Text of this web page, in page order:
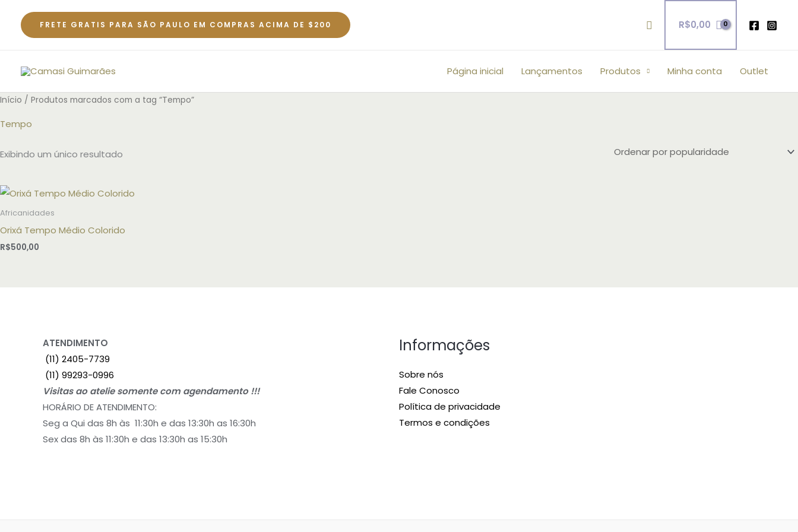
FRETE GRATIS PARA SÃO PAULO EM COMPRAS ACIMA DE $200 Pesquisar
R$0,00
Página inicial Lançamentos Produtos Minha conta Outlet
Início / Produtos marcados com a tag “Tempo”
Tempo
Exibindo um único resultado
Africanidades
Orixá Tempo Médio Colorido
R$500,00
ATENDIMENTO
(11) 2405-7739
(11) 99293-0996
Visitas ao atelie somente com agendamento !!!
HORÁRIO DE ATENDIMENTO:
Seg a Qui das 8h às 11:30h e das 13:30h as 16:30h
Sex das 8h às 11:30h e das 13:30h as 15:30h
Informações
Sobre nós
Fale Conosco
Política de privacidade
Termos e condições